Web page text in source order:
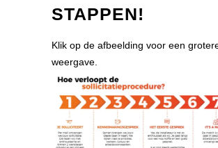
STAPPEN!
Klik op de afbeelding voor een
weergave.